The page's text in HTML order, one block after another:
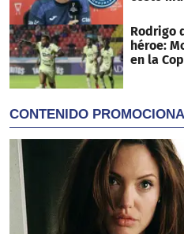
Rodrigo
héroe:
en la